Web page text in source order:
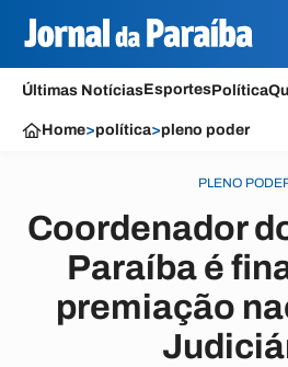
Últimas NotíciasEsportesPolítica
Home>política>pleno poder
PLENO
Coordenador
Paraíba é
premiação